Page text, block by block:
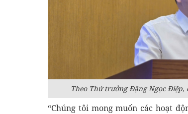
Theo Thứ trưởng Đặng Ngọc
“Chúng tôi mong muốn các hoạt